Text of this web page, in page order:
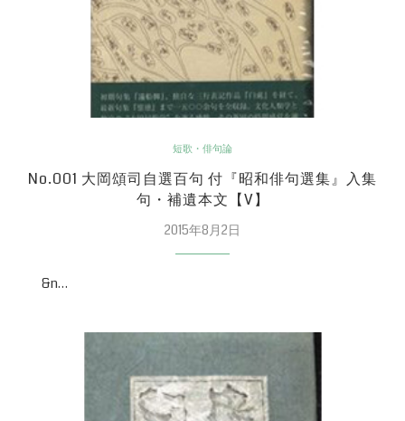
短歌・俳句論
No.001 大岡頌司自選百句 付『昭和俳句選集』入集
句・補遺本文【V】
2015年8月2日
&n…